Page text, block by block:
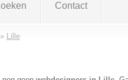
Contact
Lille